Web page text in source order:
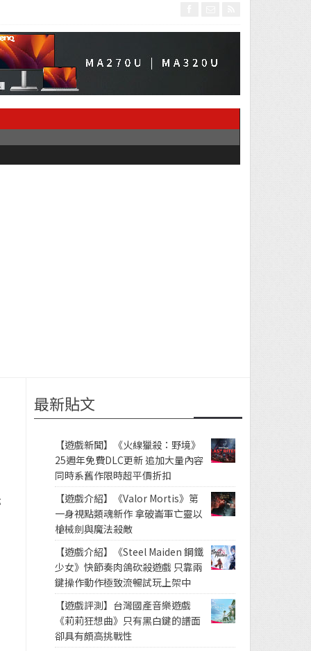
最新貼文
【遊戲新聞】《火線獵殺：野境》
25週年免費DLC更新 追加大量內容
同時系舊作限時超平價折扣
【遊戲介紹】《Valor Mortis》第
一身視點類魂新作 拿破崙軍亡靈以
槍械劍與魔法殺敵
【遊戲介紹】《Steel Maiden 鋼鐵
少女》快節奏肉鴿砍殺遊戲 只靠兩
鍵操作動作極致流暢試玩上架中
【遊戲評測】台灣國產音樂遊戲
《莉莉狂想曲》只有黑白鍵的譜面
卻具有頗高挑戰性